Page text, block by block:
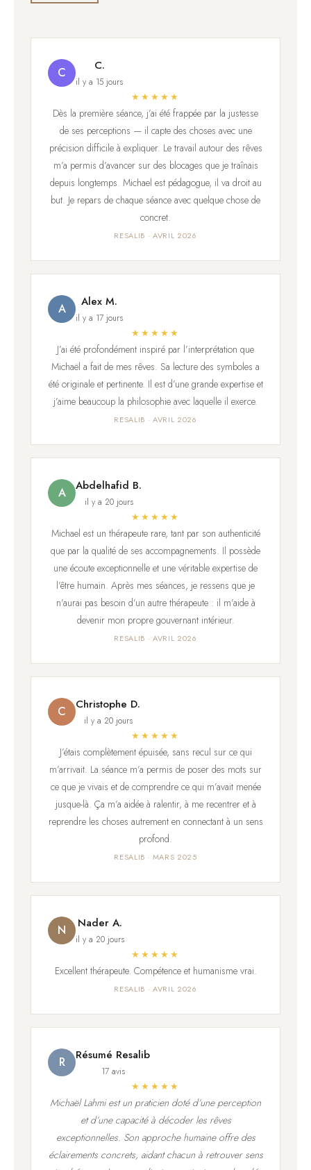
C C.
il y a 15 jours
★★★★★
Dès la première séance, j’ai été frappée par la justesse
de ses perceptions — il capte des choses avec une
précision difficile à expliquer. Le travail autour des rêves
m’a permis d’avancer sur des blocages que je traînais
depuis longtemps. Michael est pédagogue, il va droit au
but. Je repars de chaque séance avec quelque chose de
concret.
RESALIB · AVRIL 2026
A Alex M.
il y a 17 jours
★★★★★
J’ai été profondément inspiré par l’interprétation que
Michaël a fait de mes rêves. Sa lecture des symboles a
été originale et pertinente. Il est d’une grande expertise et
j’aime beaucoup la philosophie avec laquelle il exerce.
RESALIB · AVRIL 2026
A Abdelhafid B.
il y a 20 jours
★★★★★
Michael est un thérapeute rare, tant par son authenticité
que par la qualité de ses accompagnements. Il possède
une écoute exceptionnelle et une véritable expertise de
l’être humain. Après mes séances, je ressens que je
n’aurai pas besoin d’un autre thérapeute : il m’aide à
devenir mon propre gouvernant intérieur.
RESALIB · AVRIL 2026
C Christophe D.
il y a 20 jours
★★★★★
J’étais complètement épuisée, sans recul sur ce qui
m’arrivait. La séance m’a permis de poser des mots sur
ce que je vivais et de comprendre ce qui m’avait menée
jusque-là. Ça m’a aidée à ralentir, à me recentrer et à
reprendre les choses autrement en connectant à un sens
profond.
RESALIB · MARS 2025
N Nader A.
il y a 20 jours
★★★★★
Excellent thérapeute. Compétence et humanisme vrai.
RESALIB · AVRIL 2026
R Résumé Resalib
17 avis
★★★★★
Michaël Lahmi est un praticien doté d’une perception
et d’une capacité à décoder les rêves
exceptionnelles. Son approche humaine offre des
éclairements concrets, aidant chacun à retrouver sens